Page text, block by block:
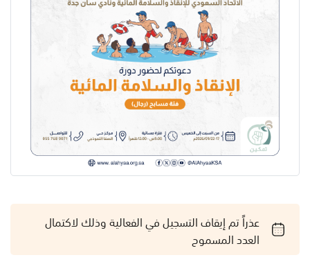
عذراً تم إيقاف التسجيل في الفعالية وذلك لاكتمال
العدد المسموح